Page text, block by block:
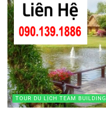
TOUR DU LỊCH TEAM BUILDING